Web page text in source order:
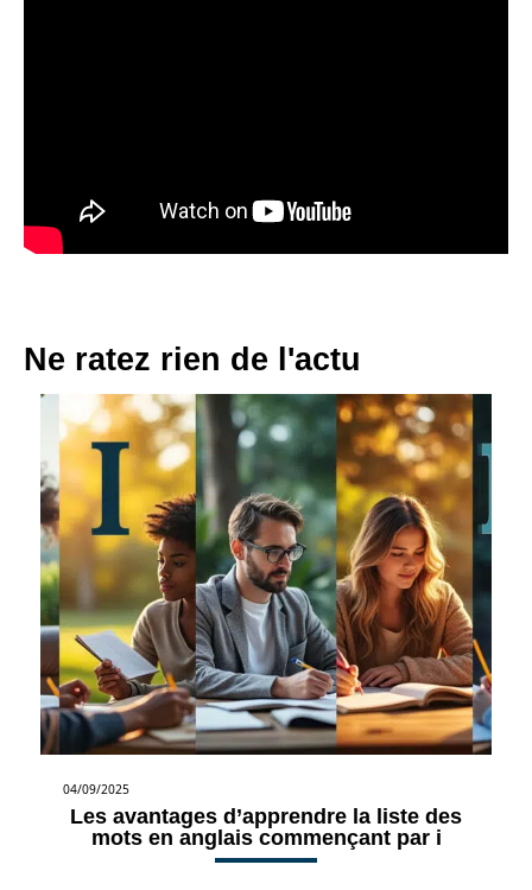
Ne ratez rien de l'actu
04/09/2025
Les avantages d’apprendre la liste des
mots en anglais commençant par i